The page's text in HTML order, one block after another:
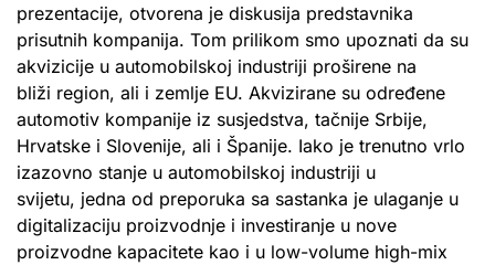
prezentacije, otvorena je diskusija predstavnika
prisutnih kompanija. Tom prilikom smo upoznati da su
akvizicije u automobilskoj industriji proširene na
bliži region, ali i zemlje EU. Akvizirane su određene
automotiv kompanije iz susjedstva, tačnije Srbije,
Hrvatske i Slovenije, ali i Španije. Iako je trenutno vrlo
izazovno stanje u automobilskoj industriji u
svijetu, jedna od preporuka sa sastanka je ulaganje u
digitalizaciju proizvodnje i investiranje u nove
proizvodne kapacitete kao i u low-volume high-mix